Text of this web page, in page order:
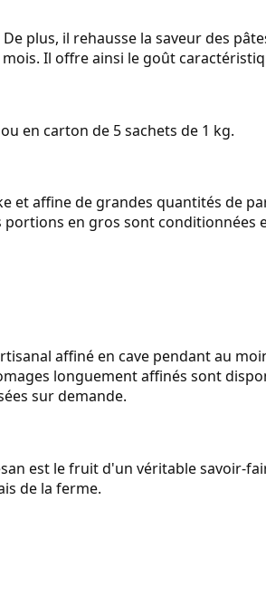
plus, il rehausse la saveur des
Il offre ainsi le goût
en carton de 5 sachets de 1 kg.
et affine de grandes quantités
en gros sont conditionnées
affiné en cave pendant au
longuement affinés sont
sur demande.
est le fruit d'un véritable savoir-
de la ferme.